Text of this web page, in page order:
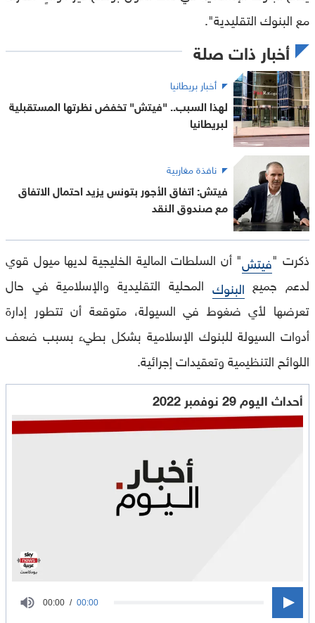
مع البنوك التقليدية".
أخبار ذات صلة
أخبار بريطانيا
لهذا السبب.. "فيتش" تخفض نظرتها المستقبلية
لبريطانيا
نافذة مغاربية
فيتش: اتفاق الأجور بتونس يزيد احتمال الاتفاق
مع صندوق النقد
ذكرت "فيتش" أن السلطات المالية الخليجية لديها ميول قوي
لدعم جميع البنوك المحلية التقليدية والإسلامية في حال
تعرضها لأي ضغوط في السيولة، متوقعة أن تتطور إدارة
أدوات السيولة للبنوك الإسلامية بشكل بطيء بسبب ضعف
اللوائح التنظيمية وتعقيدات إجرائية.
أحداث اليوم 29 نوفمبر 2022
seconds
00:00 00:00